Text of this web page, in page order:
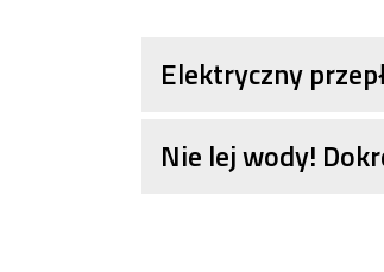
Elektryczny
Nie lej wody!